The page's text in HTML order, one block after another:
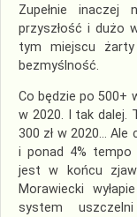
Zupełnie
przyszłość i dużo
tym miejscu
bezmyślność.
Co będzie po 500+
w 2020. I tak dalej.
300 zł w 2020…
i ponad 4% tempo
jest w końcu
Morawiecki
system